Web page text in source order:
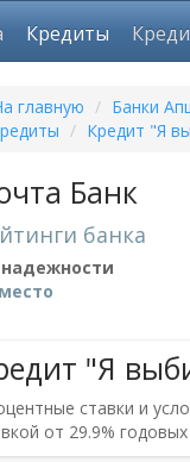
Кредиты
главную / Банки
/ Кредит "Я
Банк
банка
"Я
ставки и
от 29.9%